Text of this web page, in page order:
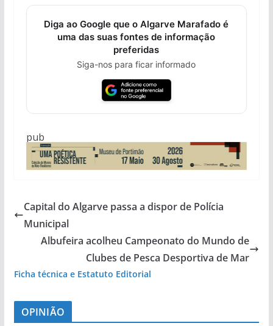
Diga ao Google que o Algarve Marafado é
uma das suas fontes de informação
preferidas
Siga-nos para ficar informado
pub
Capital do Algarve passa a dispor de Polícia
Municipal
Albufeira acolheu Campeonato do Mundo de
Clubes de Pesca Desportiva de Mar
Ficha técnica e Estatuto Editorial
OPINIÃO